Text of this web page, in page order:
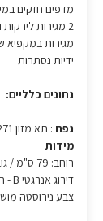
מדפים חזקים
2 מגירות לירקות ופירות
מגירות במקפיא
ידיות נסתרות
נתונים כלליים:
נפח : תא מזון 271 ליטר, תא הקפאה 150 ליטר
מידות
רוחב: 79 ס"מ / גובה: 180 ס"מ / עומק: 70 ס"מ
דירוג אנרגטי B - חסכוני ויעיל
צבע נירוסטה